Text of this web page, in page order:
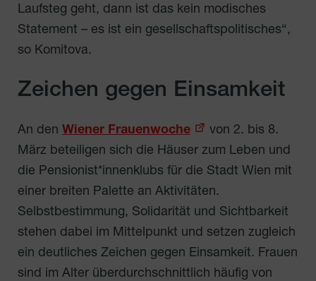
Laufsteg geht, dann ist das kein modisches
Statement – es ist ein gesellschaftspolitisches“,
so Komitova.
Zeichen gegen Einsamkeit
An den Wiener Frauenwoche
von 2. bis 8.
März beteiligen sich die Häuser zum Leben und
die Pensionist*innenklubs für die Stadt Wien mit
einer breiten Palette an Aktivitäten.
Selbstbestimmung, Solidarität und Sichtbarkeit
stehen dabei im Mittelpunkt und setzen zugleich
ein deutliches Zeichen gegen Einsamkeit. Frauen
sind im Alter überdurchschnittlich häufig von